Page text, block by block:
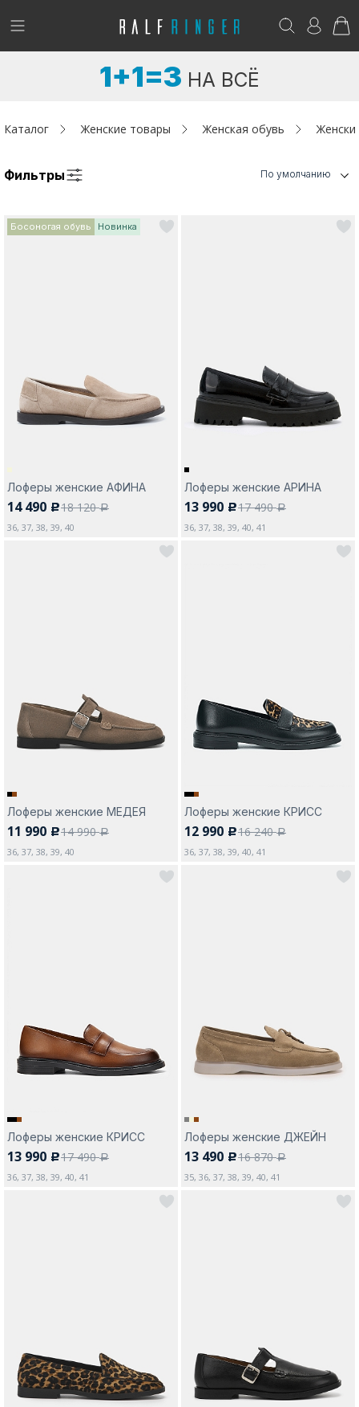
!
Женщинам
Да, все верно Изменить город
Возникли вопросы? - club@ralf.ru
1+1=3 НА ВСЁ
Каталог Женские товары Женская обувь
Фильтры По умолчанию
Босоногая обувь Новинка
Лоферы женские АФИНА
14 490 c18 120a
36, 37, 38, 39, 40
Лоферы женские АРИНА
13 990 c17 490a
36, 37, 38, 39, 40, 41
Лоферы женские МЕДЕЯ
11 990 c14 990a
36, 37, 38, 39, 40
Лоферы женские КРИСС
12 990 c16 240a
36, 37, 38, 39, 40, 41
Лоферы женские КРИСС
13 990 c17 490a
36, 37, 38, 39, 40, 41
Лоферы женские ДЖЕЙН
13 490 c16 870a
35, 36, 37, 38, 39, 40, 41